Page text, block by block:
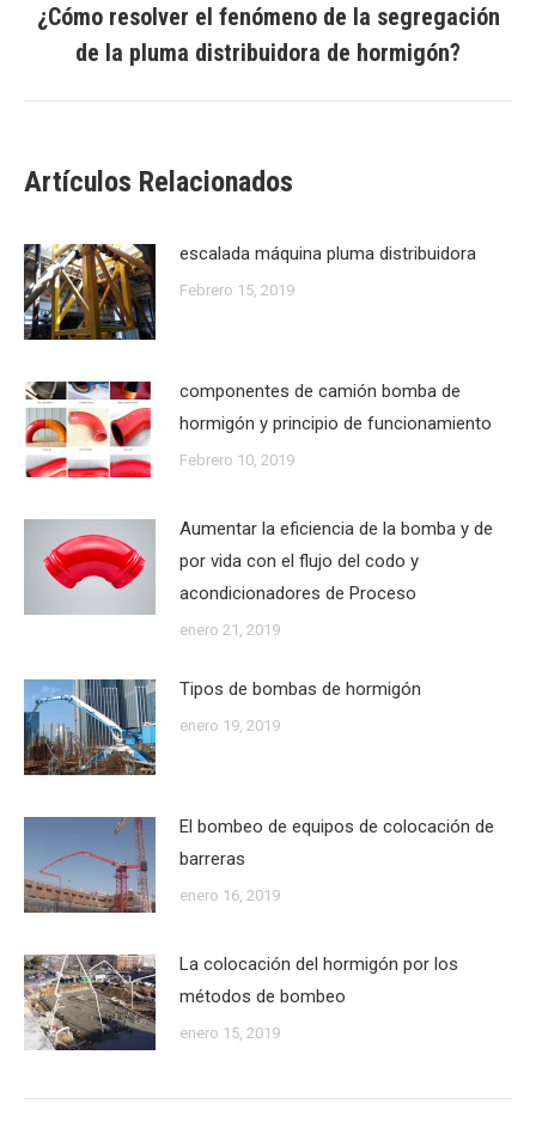
Publicación
siguiente:
¿Cómo resolver el fenómeno de la segregación
de la pluma distribuidora de hormigón?
Artículos Relacionados
escalada máquina pluma distribuidora
Febrero 15, 2019
componentes de camión bomba de
hormigón y principio de funcionamiento
Febrero 10, 2019
Aumentar la eficiencia de la bomba y de
por vida con el flujo del codo y
acondicionadores de Proceso
enero 21, 2019
Tipos de bombas de hormigón
enero 19, 2019
El bombeo de equipos de colocación de
barreras
enero 16, 2019
La colocación del hormigón por los
métodos de bombeo
enero 15, 2019